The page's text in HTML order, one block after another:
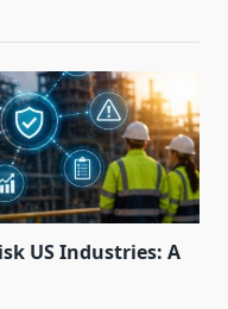
US Industries: A